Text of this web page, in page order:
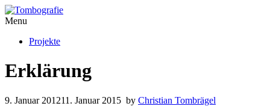
Menu
Projekte
Erklärung
9. Januar 201211. Januar 2015 by Christian Tombrägel